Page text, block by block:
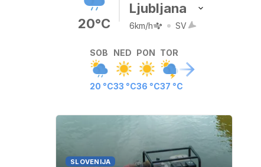
20°C
Ljubljana
6km/h SV
SOB
20 °C
NED
33 °C
PON
36 °C
TOR
37 °C
SLOVENIJA